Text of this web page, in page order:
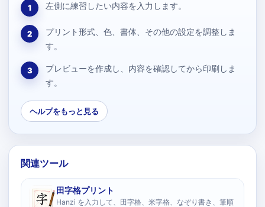
1 左側に練習したい内容を入力します。
2
プリント形式、色、書体、その他の設定を調整しま
す。
3
プレビューを作成し、内容を確認してから印刷しま
す。
ヘルプをもっと見る
関連ツール
田字格プリント
Hanzi を入力して、田字格、米字格、なぞり書き、筆順